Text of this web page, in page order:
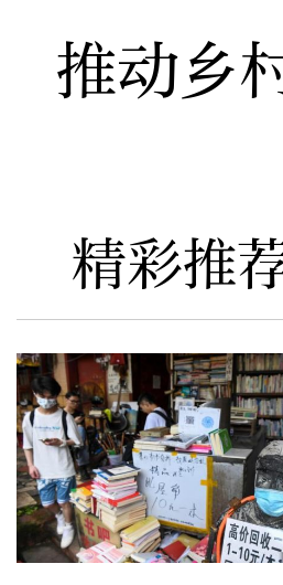
推动乡
精彩推